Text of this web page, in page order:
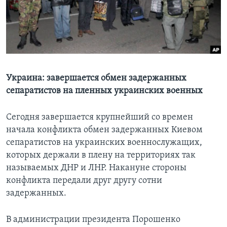
Learning English
СОЦИАЛЬНЫЕ СЕТИ
Языки
Украина: завершается обмен задержанных
сепаратистов на пленных украинских военных
Сегодня завершается крупнейший со времен
начала конфликта обмен задержанных Киевом
сепаратистов на украинских военнослужащих,
которых держали в плену на территориях так
называемых ДНР и ЛНР. Накануне стороны
конфликта передали друг другу сотни
задержанных.
В администрации президента Порошенко